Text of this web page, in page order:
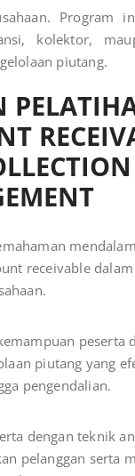
Program
kolektor,
piutang.
receivable
peserta
piutang yang
pengendalian.
dengan teknik
pelanggan serta